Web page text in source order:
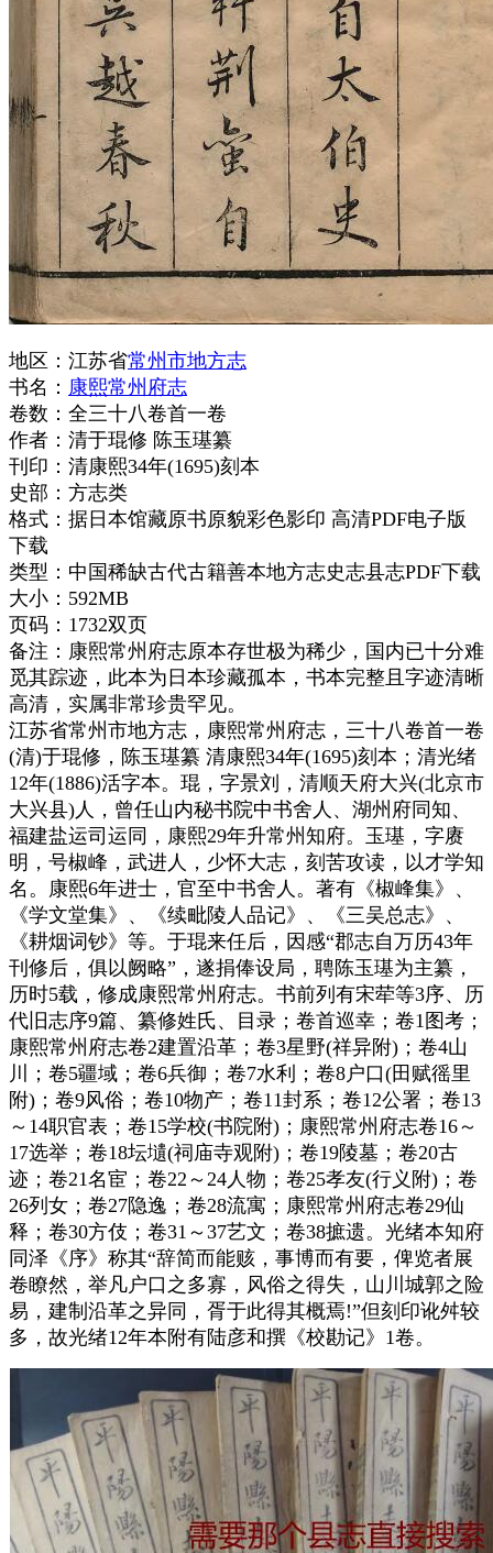
地区：江苏省常州市地方志
书名： 康熙常州府志
卷数：全三十八卷首一卷
作者：清于琨修 陈玉璂纂
刊印：清康熙34年(1695)刻本
史部：方志类
格式：据日本馆藏原书原貌彩色影印 高清PDF电子版
下载
类型：中国稀缺古代古籍善本地方志史志县志PDF下载
大小：592MB
页码：1732双页
备注：康熙常州府志原本存世极为稀少，国内已十分难
觅其踪迹，此本为日本珍藏孤本，书本完整且字迹清晰
高清，实属非常珍贵罕见。
江苏省常州市地方志，康熙常州府志，三十八卷首一卷
(清)于琨修，陈玉璂纂 清康熙34年(1695)刻本；清光绪
12年(1886)活字本。琨，字景刘，清顺天府大兴(北京市
大兴县)人，曾任山内秘书院中书舍人、湖州府同知、
福建盐运司运同，康熙29年升常州知府。玉璂，字赓
明，号椒峰，武进人，少怀大志，刻苦攻读，以才学知
名。康熙6年进士，官至中书舍人。著有《椒峰集》、
《学文堂集》、《续毗陵人品记》、《三吴总志》、
《耕烟词钞》等。于琨来任后，因感“郡志自万历43年
刊修后，俱以阙略”，遂捐俸设局，聘陈玉璂为主纂，
历时5载，修成康熙常州府志。书前列有宋荦等3序、历
代旧志序9篇、纂修姓氏、目录；卷首巡幸；卷1图考；
康熙常州府志卷2建置沿革；卷3星野(祥异附)；卷4山
川；卷5疆域；卷6兵御；卷7水利；卷8户口(田赋徭里
附)；卷9风俗；卷10物产；卷11封系；卷12公署；卷13
～14职官表；卷15学校(书院附)；康熙常州府志卷16～
17选举；卷18坛壝(祠庙寺观附)；卷19陵墓；卷20古
迹；卷21名宦；卷22～24人物；卷25孝友(行义附)；卷
26列女；卷27隐逸；卷28流寓；康熙常州府志卷29仙
释；卷30方伎；卷31～37艺文；卷38摭遗。光绪本知府
同泽《序》称其“辞简而能赅，事博而有要，俾览者展
卷瞭然，举凡户口之多寡，风俗之得失，山川城郭之险
易，建制沿革之异同，胥于此得其概焉!”但刻印讹舛较
多，故光绪12年本附有陆彦和撰《校勘记》1卷。